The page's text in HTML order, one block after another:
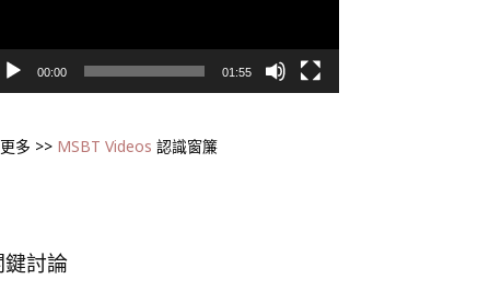
00:00 01:55
多 >> MSBT Videos 認識窗簾
鍵討論